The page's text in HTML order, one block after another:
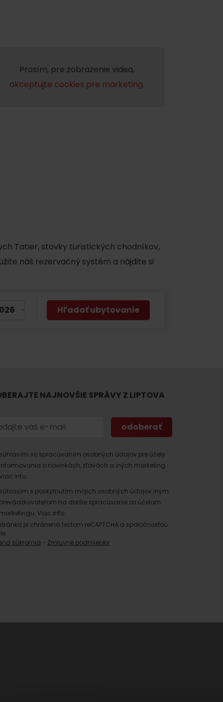
Prosím, pre zobrazenie videa,
akceptujte cookies pre marketing.
Tatier, stovky turistických chodníkov,
náš rezervačný systém a nájdite si
Hľadať ubytovanie
NAJNOVŠIE SPRÁVY Z LIPTOVA
so spracúvaním osobných údajov pre účely
o novinkách, zľavách a iných marketing.
info.
s poskytnutím mojich osobných údajov iným
na ďalšie spracúvanie za účelom
Viac info.
je chránená testom reCAPTCHA a spoločnosťou
súkromia - Zmluvné podmienky